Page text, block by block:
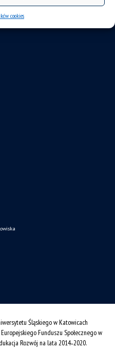
cookies
Śląskiego w Katowicach
Funduszu Społecznego w
Rozwój na lata 2014˗2020.